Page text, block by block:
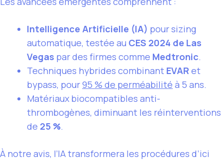
Intelligence Artificielle (IA) pour sizing
automatique, testée au CES 2024 de Las
Vegas par des firmes comme Medtronic.
Techniques hybrides combinant EVAR et
bypass, pour95 % de perméabilité à 5 ans.
Matériaux biocompatibles anti-
thrombogènes, diminuant les réinterventions
de 25 %.
À notre avis, l’IA transformera les procédures d’ici